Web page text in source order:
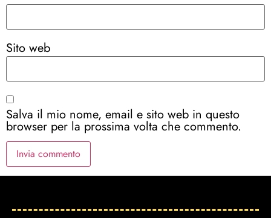
Sito web
Salva il mio nome, email e sito web in questo
browser per la prossima volta che commento.